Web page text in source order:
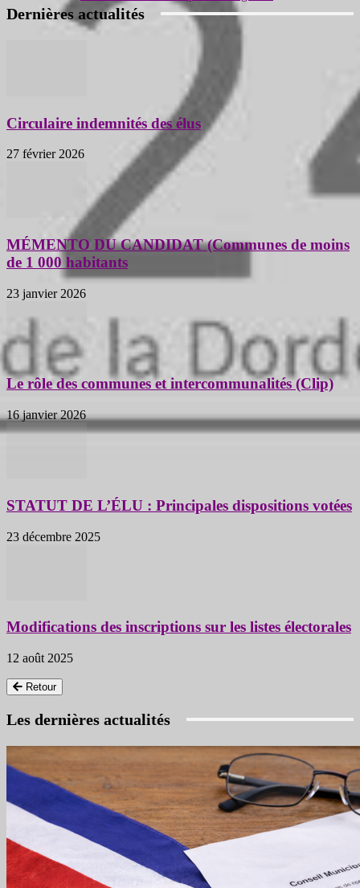
Dernières actualités
Circulaire indemnités des élus
27 février 2026
MÉMENTO DU CANDIDAT (Communes de moins
de 1 000 habitants
23 janvier 2026
Le rôle des communes et intercommunalités (Clip)
16 janvier 2026
STATUT DE L’ÉLU : Principales dispositions votées
23 décembre 2025
Modifications des inscriptions sur les listes électorales
12 août 2025
Retour
Les dernières actualités